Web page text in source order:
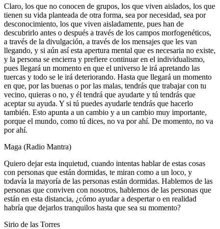
Claro, los que no conocen de grupos, los que viven aislados, los que
tienen su vida planteada de otra forma, sea por necesidad, sea por
desconocimiento, los que viven aisladamente, pues han de
descubrirlo antes o después a través de los campos morfogenéticos,
a través de la divulgación, a través de los mensajes que les van
llegando, y si aún así esta apertura mental que es necesaria no existe,
y la persona se encierra y prefiere continuar en el individualismo,
pues llegará un momento en que el universo le irá apretando las
tuercas y todo se le irá deteriorando. Hasta que llegará un momento
en que, por las buenas o por las malas, tendrás que trabajar con tu
vecino, quieras o no, y él tendrá que ayudarte y tú tendrás que
aceptar su ayuda. Y si tú puedes ayudarle tendrás que hacerlo
también. Esto apunta a un cambio y a un cambio muy importante,
porque el mundo, como tú dices, no va por ahí. De momento, no va
por ahí.
Maga (Radio Mantra)
Quiero dejar esta inquietud, cuando intentas hablar de estas cosas
con personas que están dormidas, te miran como a un loco, y
todavía la mayoría de las personas están dormidas. Hablemos de las
personas que conviven con nosotros, hablemos de las personas que
están en esta distancia, ¿cómo ayudar a despertar o en realidad
habría que dejarlos tranquilos hasta que sea su momento?
Sirio de las Torres